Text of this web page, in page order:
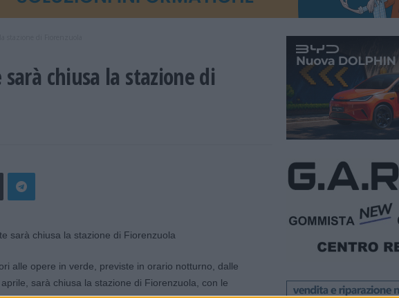
chiusa la stazione di
alle opere in verde, previste in orario notturno, dalle
sarà chiusa la stazione di Fiorenzuola, con le